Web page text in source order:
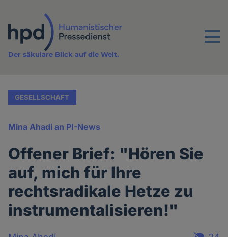
Inhalt
Menu
Der säkulare Blick auf die Welt.
GESELLSCHAFT
Mina Ahadi an PI-News
Offener Brief: "Hören Sie
auf, mich für Ihre
rechtsradikale Hetze zu
instrumentalisieren!"